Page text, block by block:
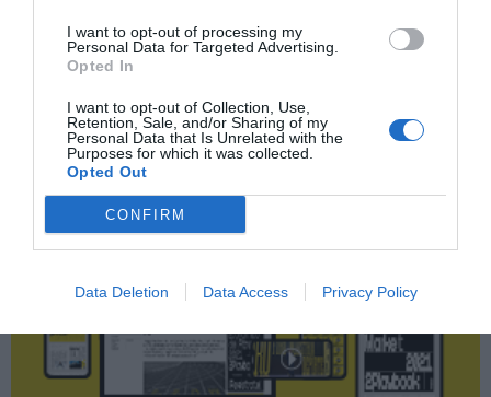
I want to opt-out of processing my
Personal Data for Targeted Advertising.
Opted In
I want to opt-out of Collection, Use,
Retention, Sale, and/or Sharing of my
Personal Data that Is Unrelated with the
Purposes for which it was collected.
Opted Out
CONFIRM
Data Deletion Data Access Privacy Policy